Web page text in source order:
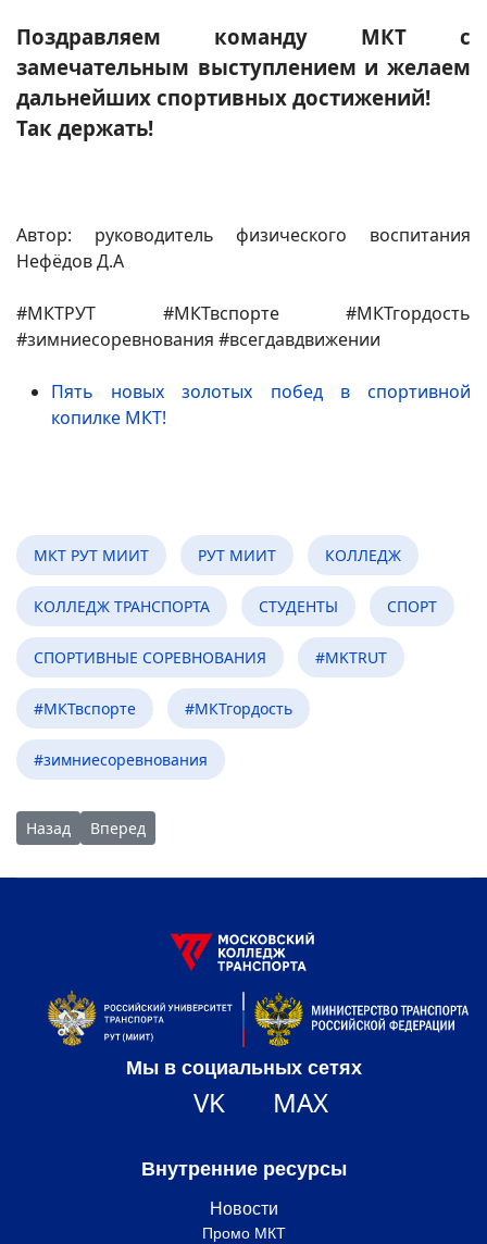
Поздравляем команду МКТ с
замечательным выступлением и желаем
дальнейших спортивных достижений!
Так держать!
Автор: руководитель физического воспитания
Нефёдов Д.А
#МКТРУТ #МКТвспорте #МКТгордость
#зимниесоревнования #всегдавдвижении
Пять новых золотых побед в спортивной
копилке МКТ!
МКТ РУТ МИИТ РУТ МИИТ КОЛЛЕДЖ
КОЛЛЕДЖ ТРАНСПОРТА СТУДЕНТЫ СПОРТ
СПОРТИВНЫЕ СОРЕВНОВАНИЯ #MKTRUT
#МКТвспорте #МКТгордость
#зимниесоревнования
Предыдущий: Презентация Всероссийского конкурса «Моя
Назад Следующий: Экскурсия в музей Московской
Вперед
Мы в социальных сетях
VK MAX
Внутренние ресурсы
Новости
Промо МКТ